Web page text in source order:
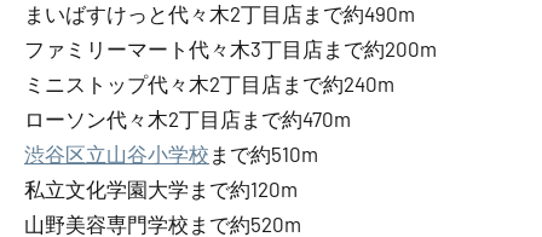
まいばすけっと代々木2丁目店まで約490m
ファミリーマート代々木3丁目店まで約200m
ミニストップ代々木2丁目店まで約240m
ローソン代々木2丁目店まで約470m
渋谷区立山谷小学校 まで約510m
私立文化学園大学まで約120m
山野美容専門学校まで約520m